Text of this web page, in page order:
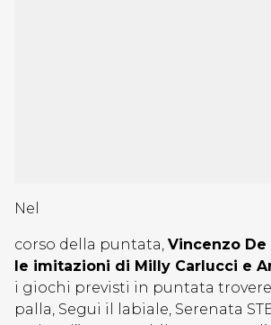
Nel
corso della puntata, Vincenzo De
le imitazioni di Milly Carlucci e
i giochi previsti in puntata
palla, Segui il labiale, Serenata